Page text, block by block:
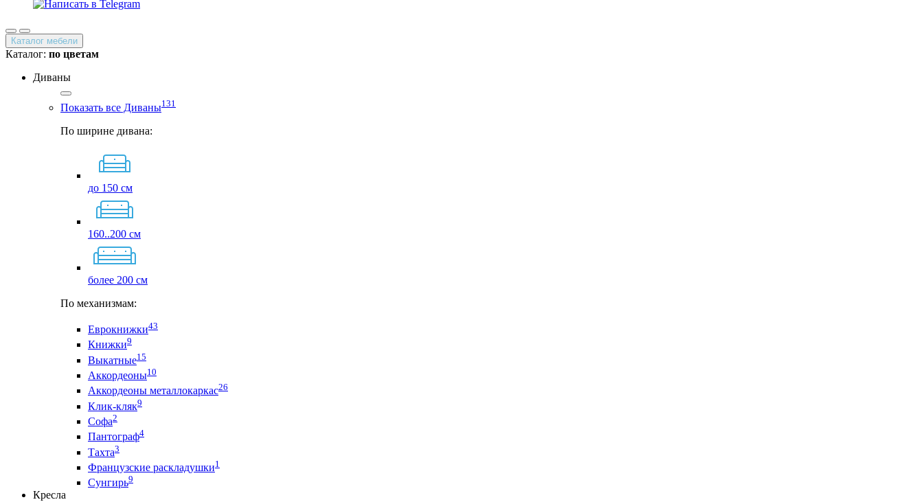
Каталог мебели
Каталог: по цветам
Диваны
Показать все Диваны131
По ширине дивана:
до 150 см
160..200 см
более 200 см
По механизмам:
Еврокнижки43
Книжки9
Выкатные15
Аккордеоны10
Аккордеоны металлокаркас26
Клик-кляк9
Софа2
Пантограф4
Тахта3
Французские раскладушки1
Сунгирь9
Кресла